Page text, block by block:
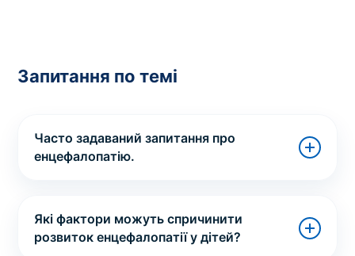
Запитання по темі
Часто задаваний запитання про
енцефалопатію.
Які фактори можуть спричинити
розвиток енцефалопатії у дітей?